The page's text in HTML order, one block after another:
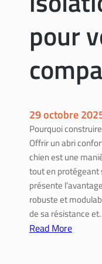
s
e
u
x
-
u
e
s
s
f
r
e
r
c
r
o
u
s
t
l
pour
29 octobre
Pourquoi
Offrir un abri
chien est une
tout en protégeant
présente
robuste et
de sa résistance
Read More